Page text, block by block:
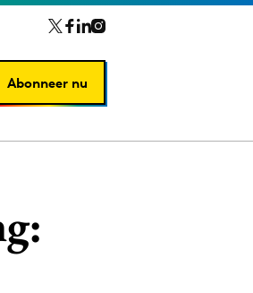
Abonneer nu
Abonneer nu